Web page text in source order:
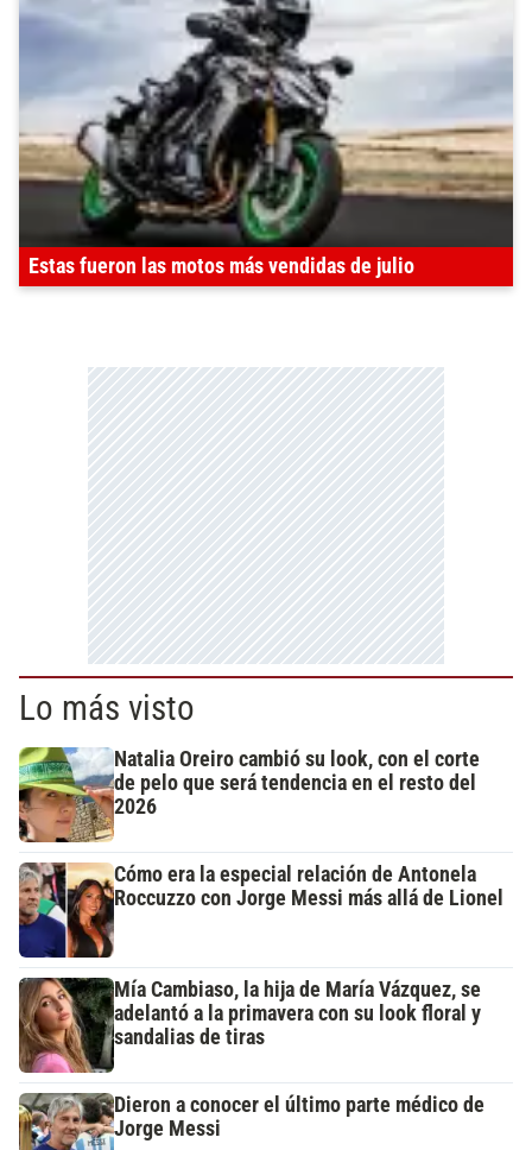
Estas fueron las motos más vendidas de julio
Lo más visto
Natalia Oreiro cambió su look, con el corte
de pelo que será tendencia en el resto del
2026
Cómo era la especial relación de Antonela
Roccuzzo con Jorge Messi más allá de Lionel
Mía Cambiaso, la hija de María Vázquez, se
adelantó a la primavera con su look floral y
sandalias de tiras
Dieron a conocer el último parte médico de
Jorge Messi